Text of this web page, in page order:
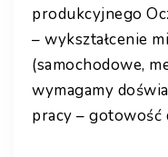
produkcyjnego
– wykształcenie
(samochodowe,
wymagamy
pracy – gotowość